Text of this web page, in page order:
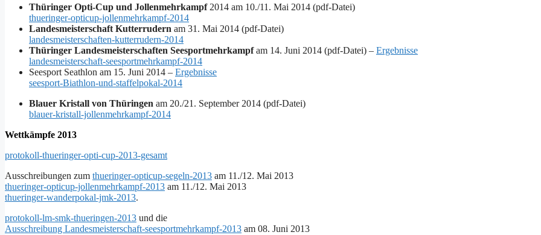
Thüringer Opti-Cup und Jollenmehrkampf 2014 am 10./11. Mai 2014 (pdf-Datei)
thueringer-opticup-jollenmehrkampf-2014
Landesmeisterschaft Kutterrudern am 31. Mai 2014 (pdf-Datei)
landesmeisterschaften-kutterrudern-2014
Thüringer Landesmeisterschaften Seesportmehrkampfam 14. Juni 2014 (pdf-Datei) – Ergebnisse
landesmeisterschaft-seesportmehrkampf-2014
Seesport Seathlon am 15. Juni 2014 – Ergebnisse
seesport-Biathlon-und-staffelpokal-2014
Blauer Kristall von Thüringen am 20./21. September 2014 (pdf-Datei)
blauer-kristall-jollenmehrkampf-2014
Wettkämpfe 2013
protokoll-thueringer-opti-cup-2013-gesamt
Ausschreibungen zum thueringer-opticup-segeln-2013 am 11./12. Mai 2013
thueringer-opticup-jollenmehrkampf-2013 am 11./12. Mai 2013
thueringer-wanderpokal-jmk-2013.
protokoll-lm-smk-thueringen-2013 und die
Ausschreibung Landesmeisterschaft-seesportmehrkampf-2013 am 08. Juni 2013